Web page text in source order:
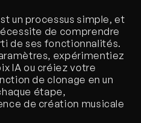
un processus simple, et
de comprendre
de ses fonctionnalités.
expérimentiez
IA ou créiez votre
de clonage en un
étape,
de création musicale